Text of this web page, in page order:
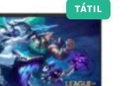
TÁTIL